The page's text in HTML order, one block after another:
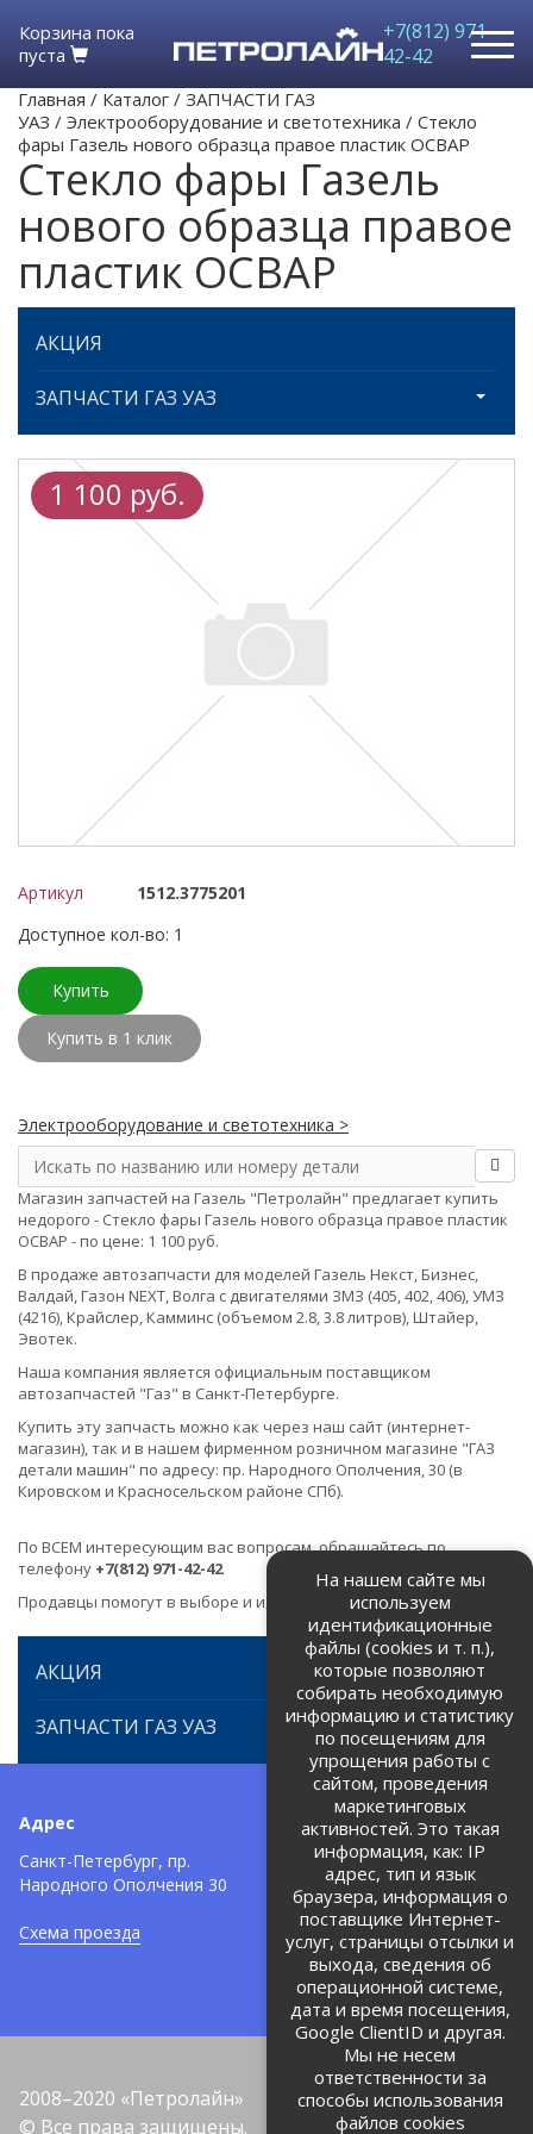
Корзина пока
пуста
+7(812) 971-
42-42
Главная / Каталог / ЗАПЧАСТИ ГАЗ
УАЗ / Электрооборудование и светотехника / Стекло
фары Газель нового образца правое пластик ОСВАР
Стекло фары Газель
нового образца правое
пластик ОСВАР
АКЦИЯ
ЗАПЧАСТИ ГАЗ УАЗ
1 100 руб.
Артикул
1512.3775201
Доступное кол-во: 1
Купить
Купить в 1 клик
Электрооборудование и светотехника >
Магазин запчастей на Газель "Петролайн" предлагает купить
недорого - Стекло фары Газель нового образца правое пластик
ОСВАР - по цене: 1 100 руб.
В продаже автозапчасти для моделей Газель Некст, Бизнес,
Валдай, Газон NEXT, Волга с двигателями ЗМЗ (405, 402, 406), УМЗ
(4216), Крайслер, Камминс (объемом 2.8, 3.8 литров), Штайер,
Эвотек.
Наша компания является официальным поставщиком
автозапчастей "Газ" в Санкт-Петербурге.
Купить эту запчасть можно как через наш сайт (интернет-
магазин), так и в нашем фирменном розничном магазине "ГАЗ
детали машин" по адресу: пр. Народного Ополчения, 30 (в
Кировском и Красносельском районе СПб).
По ВСЕМ интересующим вас вопросам, обращайтесь по
телефону +7(812) 971-42-42
Продавцы помогут в выборе и идентификации товара.
АКЦИЯ
ЗАПЧАСТИ ГАЗ УАЗ
Адрес
Санкт-Петербург, пр.
Народного Ополчения 30
Схема проезда
Телефоны:
+7 (812) 971-42-42
Политика об обработке и
защите персональных данных
Соглашение на обработку
персональных данных
2008–2020 «Петролайн»
© Все права защищены.
На нашем сайте мы
используем
идентификационные
файлы (cookies и т. п.),
которые позволяют
собирать необходимую
информацию и статистику
по посещениям для
упрощения работы с
сайтом, проведения
маркетинговых
активностей. Это такая
информация, как: IP
адрес, тип и язык
браузера, информация о
поставщике Интернет-
услуг, страницы отсылки и
выхода, сведения об
операционной системе,
дата и время посещения,
Google ClientID и другая.
Мы не несем
ответственности за
способы использования
файлов cookies